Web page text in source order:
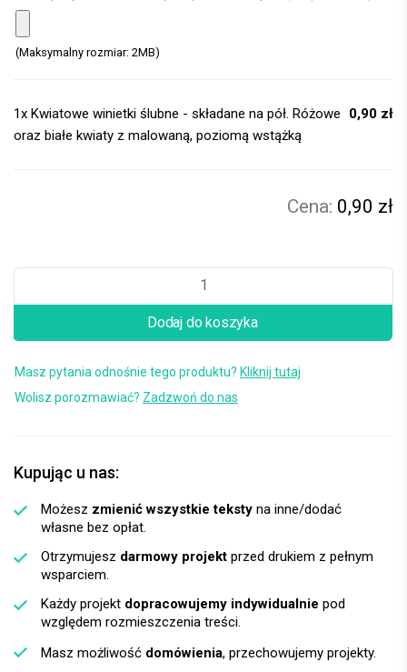
(Maksymalny rozmiar: 2MB)
1x Kwiatowe winietki ślubne - składane na pół. Różowe
oraz białe kwiaty z malowaną, poziomą wstążką
0,90 zł
0,90 zł
Dodaj do koszyka
Masz pytania odnośnie tego produktu? Kliknij tutaj
Wolisz porozmawiać? Zadzwoń do nas
Kupując u nas:
Możesz zmienić wszystkie teksty na inne/dodać
własne bez opłat.
Otrzymujesz darmowy projekt przed drukiem z pełnym
wsparciem.
Każdy projekt dopracowujemy indywidualnie pod
względem rozmieszczenia treści.
Masz możliwość domówienia, przechowujemy projekty.